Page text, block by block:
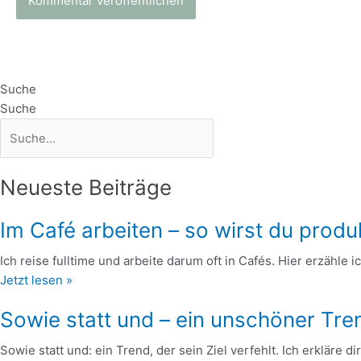
Suche
Suche
Neueste Beiträge
Im Café arbeiten – so wirst du
Ich reise fulltime und arbeite darum oft in Cafés. Hier erzähle
Jetzt lesen »
Sowie statt und – ein unschöner
Sowie statt und: ein Trend, der sein Ziel verfehlt. Ich erkläre